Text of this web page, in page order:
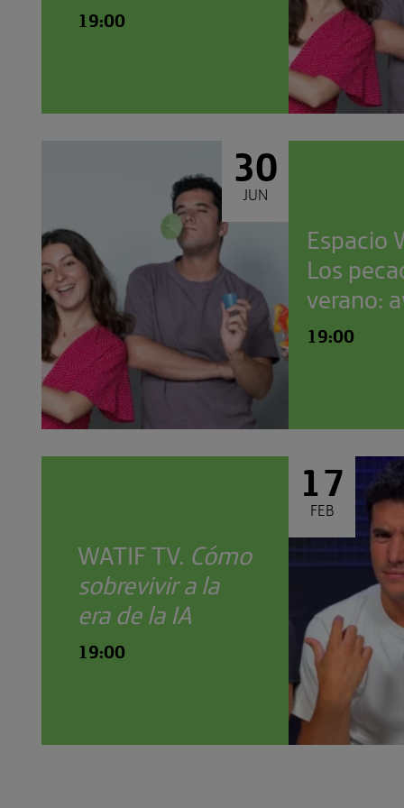
19:00
30
JUN
Espacio
Los
verano:
19:00
17
FEB
WATIF TV. Cómo
sobrevivir a la
era de la IA
19:00